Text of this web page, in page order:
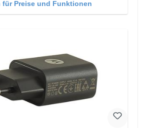
für Preise und Funktionen